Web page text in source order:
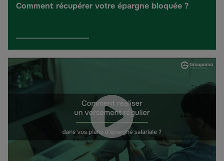
Comment récupérer votre épargne bloquée ?